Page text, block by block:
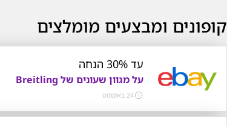
קופונים ומבצעים מומלצים
עד 30% הנחה
על מגוון שעונים של Breitling
24 באוגוסט